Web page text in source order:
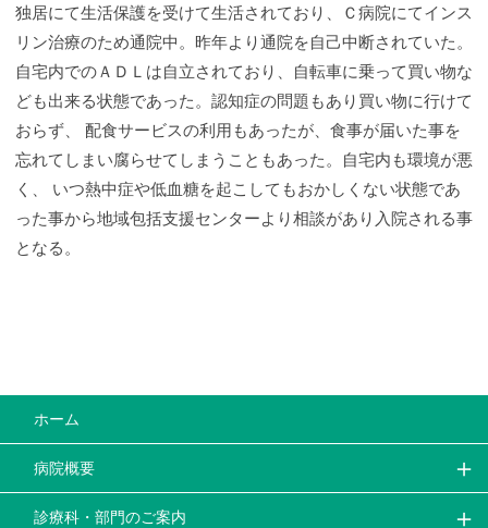
独居にて生活保護を受けて生活されており、Ｃ病院にてインス
リン治療のため通院中。昨年より通院を自己中断されていた。
自宅内でのＡＤＬは自立されており、自転車に乗って買い物な
ども出来る状態であった。認知症の問題もあり買い物に行けて
おらず、 配食サービスの利用もあったが、食事が届いた事を
忘れてしまい腐らせてしまうこともあった。自宅内も環境が悪
く、 いつ熱中症や低血糖を起こしてもおかしくない状態であ
った事から地域包括支援センターより相談があり入院される事
となる。
ホーム
病院概要
診療科・部門のご案内